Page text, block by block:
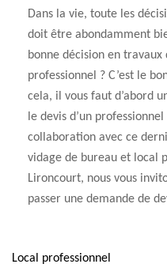
Dans la vie, toute les
doit être abondamment
bonne décision en
professionnel ? C’est le
cela, il vous faut d’abord
le devis d’un
collaboration avec ce
vidage de bureau et local
Lironcourt, nous vous
passer une demande de
Local professionnel